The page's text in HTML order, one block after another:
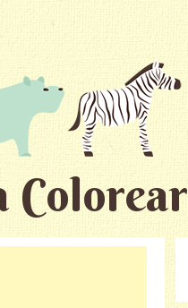
Colorear